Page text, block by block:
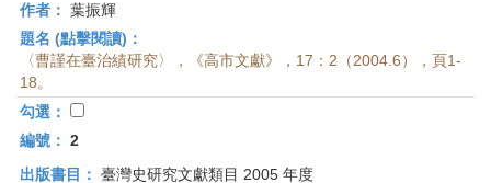
作者： 葉振輝
題名 (點擊閱讀)：
〈曹謹在臺治績研究〉，《高市文獻》，17：2（2004.6），頁1-
18。
勾選：
編號： 2
出版書目： 臺灣史研究文獻類目 2005 年度